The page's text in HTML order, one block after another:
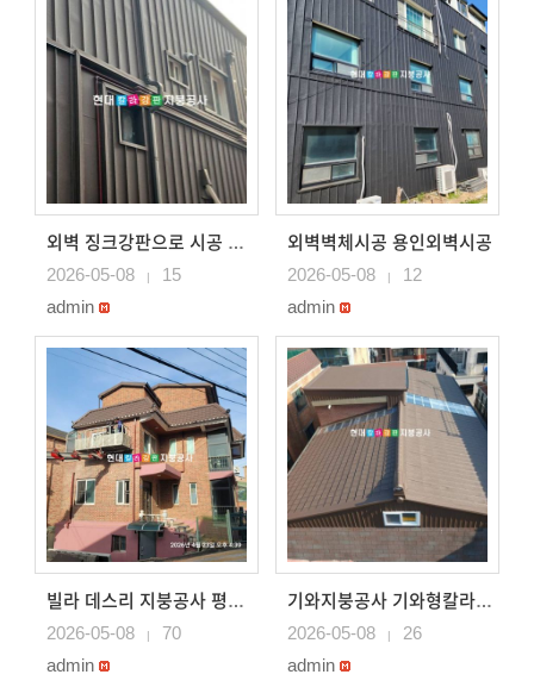
외벽 징크강판으로 시공 용인벽체시공
2026-05-08 |
15
admin
외벽벽체시공 용인외벽시공
2026-05-08
|
12
admin
빌라 데스리 지붕공사 평기와골칼라강판으로 데스리시공
2026-05-08 |
70
admin
기와지붕공사 기와형칼라강판으로 시공 채광창시공 용인지붕공사
2026-05-08 |
26
admin